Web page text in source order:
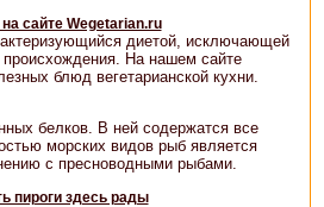
сайте Wegetarian.ru
диетой, исключающей
На нашем сайте
блюд вегетарианской кухни.
белков. В ней содержатся все
морских видов рыб является
с пресноводными рыбами.
пироги здесь рады